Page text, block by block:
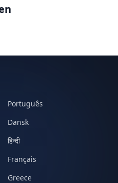
Português
Dansk
हिन्दी
Français
Greece